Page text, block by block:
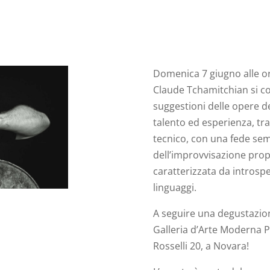
Domenica 7 giugno alle
Claude Tchamitchian si
suggestioni delle opere
talento ed esperienza,
tecnico, con una fede
dell’improvvisazione
caratterizzata da
linguaggi.
A seguire una
Galleria d’Arte Moderna
Rosselli 20, a Novara!